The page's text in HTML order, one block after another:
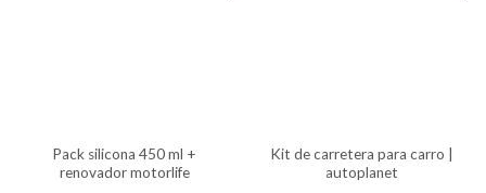
pack silicona 450 ml +
renovador motorlife
kit de carretera para carro |
autoplanet